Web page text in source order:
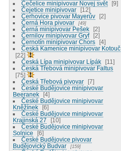
Čečelice minipivovar Novej svět
9
Čejetice minipivovar
12
Cerhovice pivovar Mayerův
2
Černá Hora pivovar
49
Černá minipivovar Pešek
2
Černilov minipivovar Gryf
2
Černotín minipivovar Chors
4
Česká Kamenice minipivovar Kotouč
22
Česká Lípa minipivovar Lípák
11
Česká Třebová minipivovar Faltus
75
Česká Třebová pivovar
7
České Budějovice minipivovar
Beeranek
4
České Budějovice minipivovar
Kněžínek
6
České Budějovice minipivovar
Krajinská 27
10
České Budějovice minipivovar
Solnice
6
České Budějovice pivovar
Budějovický Budvar
159